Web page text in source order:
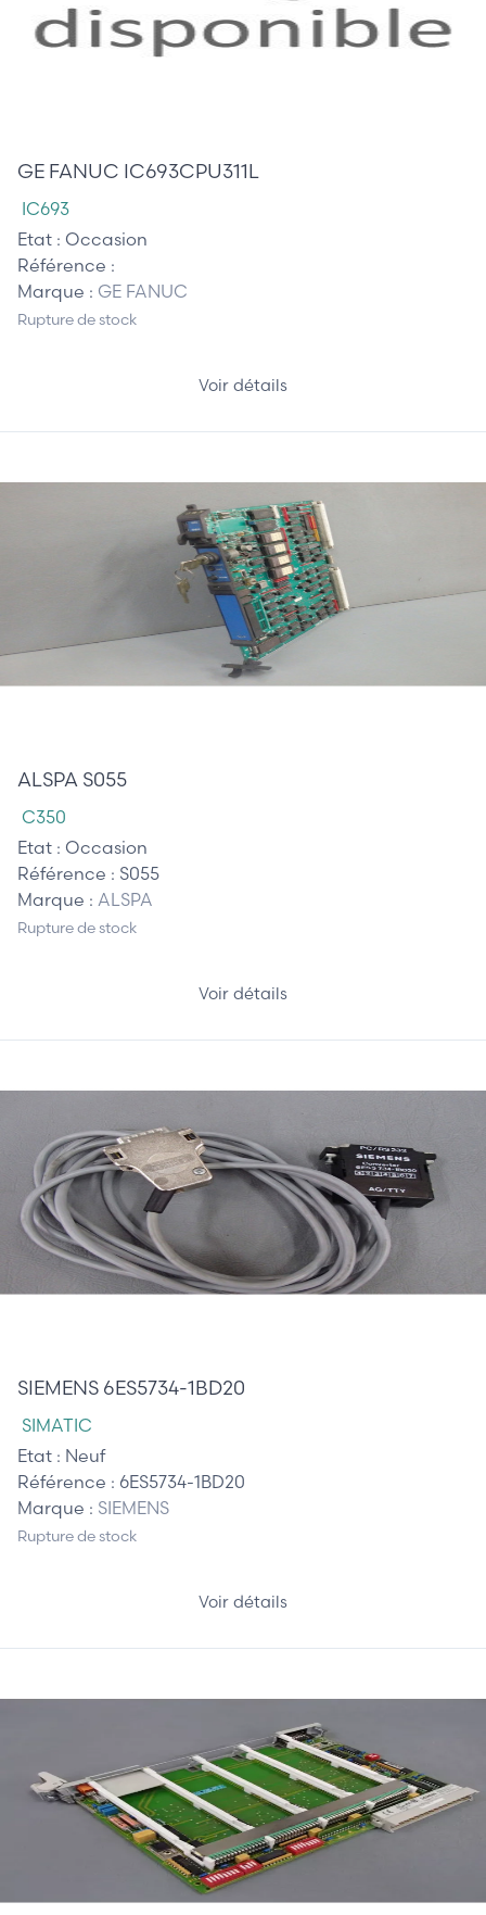
GE FANUC IC693CPU311L
IC693
Etat : Occasion
Référence :
Marque : GE FANUC
Rupture de stock
Voir détails
ALSPA S055
C350
Etat : Occasion
Référence : S055
Marque : ALSPA
Rupture de stock
Voir détails
SIEMENS 6ES5734-1BD20
SIMATIC
Etat : Neuf
Référence : 6ES5734-1BD20
Marque : SIEMENS
Rupture de stock
Voir détails